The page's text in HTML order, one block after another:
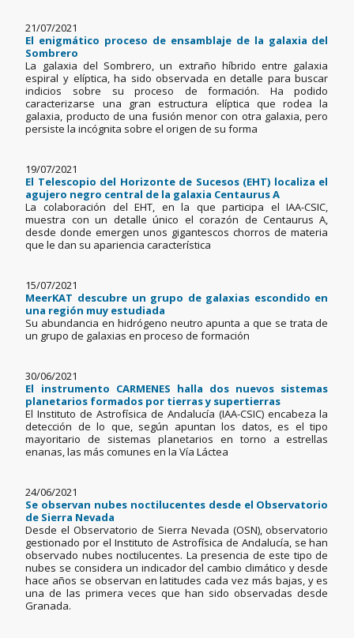
21/07/2021
El enigmático proceso de ensamblaje de la galaxia del
Sombrero
La galaxia del Sombrero, un extraño híbrido entre galaxia
espiral y elíptica, ha sido observada en detalle para buscar
indicios sobre su proceso de formación. Ha podido
caracterizarse una gran estructura elíptica que rodea la
galaxia, producto de una fusión menor con otra galaxia, pero
persiste la incógnita sobre el origen de su forma
19/07/2021
El Telescopio del Horizonte de Sucesos (EHT) localiza el
agujero negro central de la galaxia Centaurus A
La colaboración del EHT, en la que participa el IAA-CSIC,
muestra con un detalle único el corazón de Centaurus A,
desde donde emergen unos gigantescos chorros de materia
que le dan su apariencia característica
15/07/2021
MeerKAT descubre un grupo de galaxias escondido en
una región muy estudiada
Su abundancia en hidrógeno neutro apunta a que se trata de
un grupo de galaxias en proceso de formación
30/06/2021
El instrumento CARMENES halla dos nuevos sistemas
planetarios formados por tierras y supertierras
El Instituto de Astrofísica de Andalucía (IAA-CSIC) encabeza la
detección de lo que, según apuntan los datos, es el tipo
mayoritario de sistemas planetarios en torno a estrellas
enanas, las más comunes en la Vía Láctea
24/06/2021
Se observan nubes noctilucentes desde el Observatorio
de Sierra Nevada
Desde el Observatorio de Sierra Nevada (OSN), observatorio
gestionado por el Instituto de Astrofísica de Andalucía, se han
observado nubes noctilucentes. La presencia de este tipo de
nubes se considera un indicador del cambio climático y desde
hace años se observan en latitudes cada vez más bajas, y es
una de las primera veces que han sido observadas desde
Granada.